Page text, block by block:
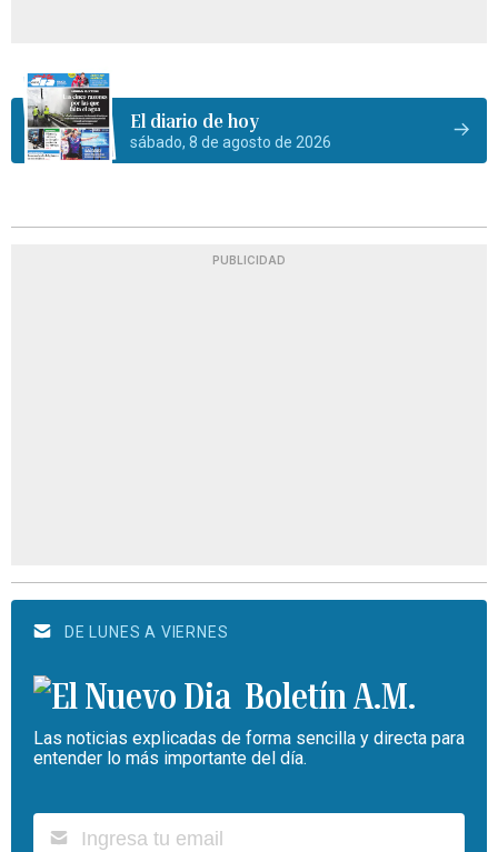
El diario de hoy
sábado, 8 de agosto de 2026
PUBLICIDAD
DE LUNES A VIERNES
Boletín A.M.
Las noticias explicadas de forma sencilla y directa para
entender lo más importante del día.